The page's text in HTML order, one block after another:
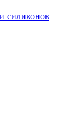
силиконов